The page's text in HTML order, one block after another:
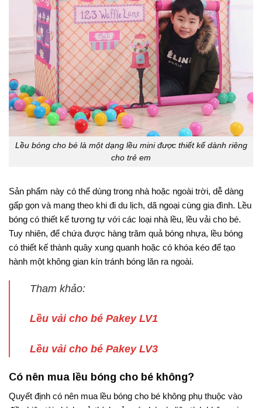
Lều bóng cho bé là một dạng lều mini được thiết kế dành riêng
cho trẻ em
Sản phẩm này có thể dùng trong nhà hoặc ngoài trời, dễ dàng
gấp gọn và mang theo khi đi du lịch, dã ngoại cùng gia đình. Lều
bóng có thiết kế tương tự với các loại nhà lều, lều vải cho bé.
Tuy nhiên, để chứa được hàng trăm quả bóng nhựa, lều bóng
có thiết kế thành quây xung quanh hoặc có khóa kéo để tạo
hành một không gian kín tránh bóng lăn ra ngoài.
Tham khảo:
Lều vải cho bé Pakey LV1
Lều vải cho bé Pakey LV3
Có nên mua lều bóng cho bé không?
Quyết định có nên mua lều bóng cho bé không phụ thuộc vào